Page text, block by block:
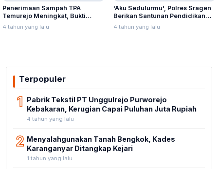
Penerimaan Sampah TPA
Temurejo Meningkat, Bukti
Masyarakat Blora Peduli
Kebersihan
4 tahun yang lalu
'Aku Sedulurmu', Polres Sragen
Berikan Santunan Pendidikan
Anak Yatim Piatu
4 tahun yang lalu
Terpopuler
1
Pabrik Tekstil PT Unggulrejo Purworejo
Kebakaran, Kerugian Capai Puluhan Juta Rupiah
4 tahun yang lalu
2 Menyalahgunakan Tanah Bengkok, Kades
Karanganyar Ditangkap Kejari
1 tahun yang lalu